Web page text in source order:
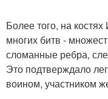
Более того, на
многих битв -
сломанные ребра,
Это подтверждало
воином, участником